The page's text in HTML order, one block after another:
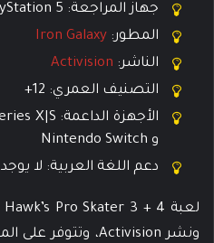
جهاز المراجعة: PlayStation 5
المطور: Iron Galaxy
الناشر: Activision
التصنيف العمري: 12+
و Nintendo Switch
دعم اللغة العربية: لا يوجد